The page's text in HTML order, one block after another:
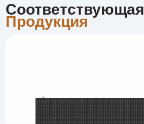
Соответствующая
Продукция